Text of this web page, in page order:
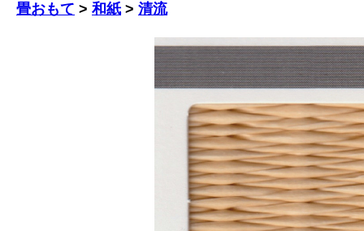
畳おもて > 和紙 > 清流